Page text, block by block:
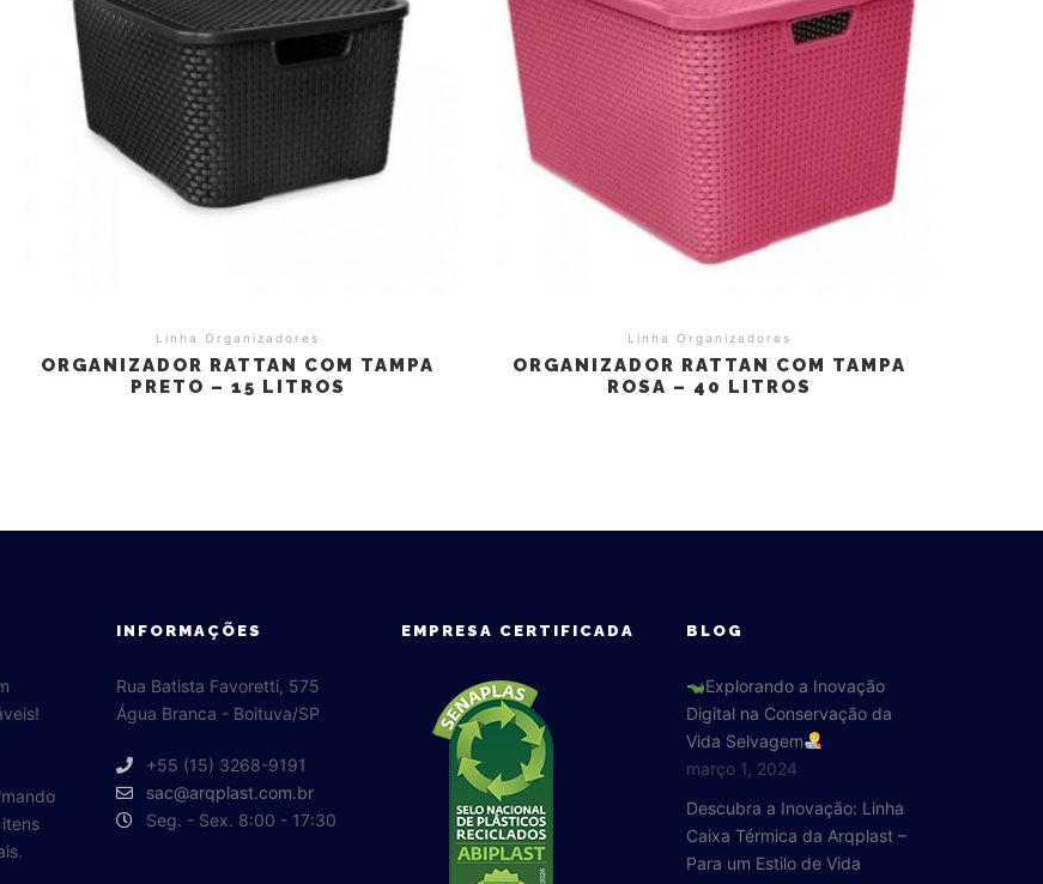
Linha Organizadores
ORGANIZADOR RATTAN COM TAMPA
PRETO – 15 LITROS
Linha Organizadores
ORGANIZADOR RATTAN COM TAMPA
ROSA – 40 LITROS
INFORMAÇÕES
Rua Batista Favoretti, 575
Água Branca - Boituva/SP
+55 (15) 3268-9191
sac@arqplast.com.br
Seg. - Sex. 8:00 - 17:30
EMPRESA CERTIFICADA BLOG
Explorando a Inovação
Digital na Conservação da
Vida Selvagem
março 1, 2024
Descubra a Inovação: Linha
Caixa Térmica da Arqplast –
Para um Estilo de Vida